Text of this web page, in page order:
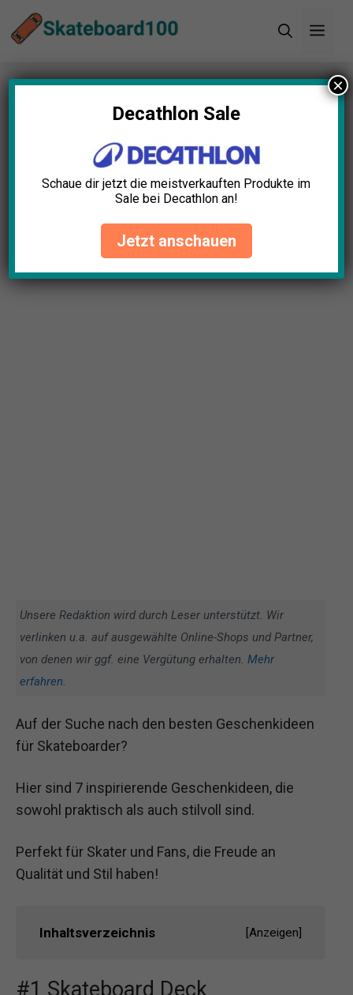
Inhalt
Startseite»Blog»11+ tolle Skateboard Geschenk
11+ tolle Skateboard
Geschenk Ideen (2024)
April 23, 2025
Unsere Redaktion wird durch Leser unterstützt. Wir
verlinken u.a. auf ausgewählte Online-Shops und Partner,
von denen wir ggf. eine Vergütung erhalten. Mehr
erfahren.
Auf der Suche nach den besten Geschenkideen
für Skateboarder?
Hier sind 7 inspirierende Geschenkideen, die
sowohl praktisch als auch stilvoll sind.
Perfekt für Skater und Fans, die Freude an
Qualität und Stil haben!
Inhaltsverzeichnis [Anzeigen]
#1 Skateboard Deck
Decathlon Sale
Schaue dir jetzt die meistverkauften Produkte im
Sale bei Decathlon an!
Jetzt anschauen
×